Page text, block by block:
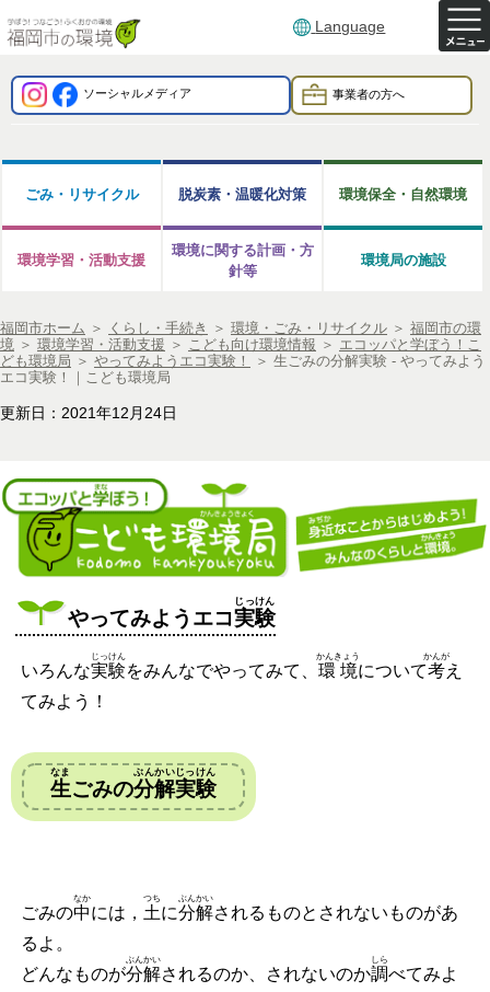
Language
ソーシャルメディア 事業者の方へ
ごみ・リサイクル 脱炭素・温暖化対策 環境保全・自然環境
環境学習・活動支援
環境に関する計画・方
針等
環境局の施設
福岡市ホーム ＞ くらし・手続き ＞ 環境・ごみ・リサイクル ＞ 福岡市の環
境 ＞ 環境学習・活動支援 ＞ こども向け環境情報 ＞ エコッパと学ぼう！こ
ども環境局 ＞ やってみようエコ実験！ ＞ 生ごみの分解実験 - やってみよう
エコ実験！｜こども環境局
更新日：2021年12月24日
やってみようエコ実験
じっけん
いろんな実験
じっけん
をみんなでやってみて、 環境
かんきょう
について考
かんが
え
てみよう！
生
なま
ごみの分解実験
ぶんかいじっけん
ごみの中
なか
には， 土
つち
に分解
ぶんかい
されるものとされないものがあ
るよ。
どんなものが分解
ぶんかい
されるのか、されないのか調
しら
べてみよ